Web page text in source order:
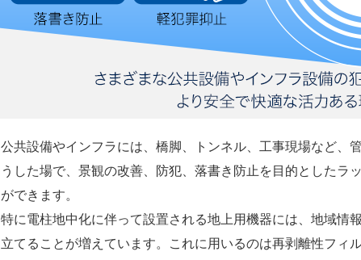
公共設備やインフラには、橋脚、トンネル、工事現場など、
うした場で、景観の改善、防犯、落書き防止を目的としたラ
ができます。
特に電柱地中化に伴って設置される地上用機器には、地域情
立てることが増えています。これに用いるのは再剥離性フィ